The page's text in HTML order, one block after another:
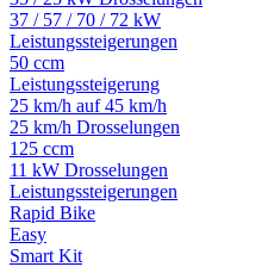
37 / 57 / 70 / 72 kW
Leistungssteigerungen
50 ccm
Leistungssteigerung
25 km/h auf 45 km/h
25 km/h Drosselungen
125 ccm
11 kW Drosselungen
Leistungssteigerungen
Rapid Bike
Easy
Smart Kit